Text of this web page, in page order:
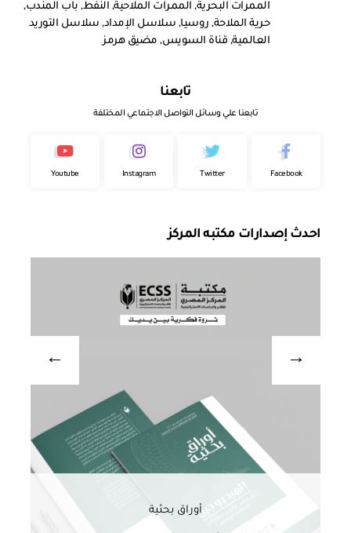
الممرات البحرية,الممرات الملاحية,النفط,باب المندب,
حرية الملاحة,روسيا,سلاسل الإمداد,سلاسل التوريد
العالمية,قناة السويس,مضيق هرمز
تابعنا
تابعنا علي وسائل التواصل الاجتماعي المختلفة
Facebook
Twitter
Instagram
Youtube
احدث إصدارات مكتبه المركز
أوراق بحثية